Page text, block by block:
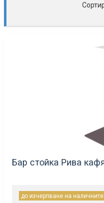
Бар стойка Рива
до изчерпване на наличните